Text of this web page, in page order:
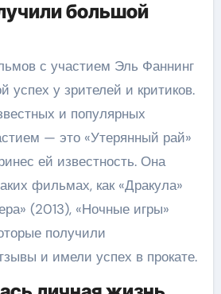
большой
с участием Эль Фаннинг
успех у зрителей и критиков.
и популярных
— это «Утерянный рай»
ей известность. Она
фильмах, как «Дракула»
(2013), «Ночные игры»
получили
и имели успех в прокате.